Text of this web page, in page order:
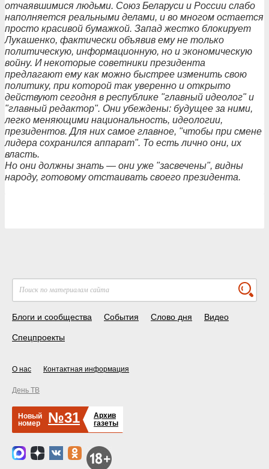
отчаявшимися людьми. Союз Беларуси и России слабо
наполняется реальными делами, и во многом остается
просто красивой бумажкой. Запад жестко блокирует
Лукашенко, фактически объявив ему не только
политическую, информационную, но и экономическую
войну. И некоторые советники президента
предлагают ему как можно быстрее изменить свою
политику, при которой так уверенно и открыто
действуют сегодня в республике "главный идеолог" и
"главный редактор". Они убеждены: будущее за ними,
легко меняющими национальность, идеологии,
президентов. Для них самое главное, "чтобы при смене
лидера сохранился аппарат". То есть лично они, их
власть.
Но они должны знать — они уже "засвечены", видны
народу, готовому отстаивать своего президента.
Блоги и сообщества События Слово дня Видео
Спецпроекты
О нас Контактная информация
День ТВ
Новый
номер
№31
Архив
газеты